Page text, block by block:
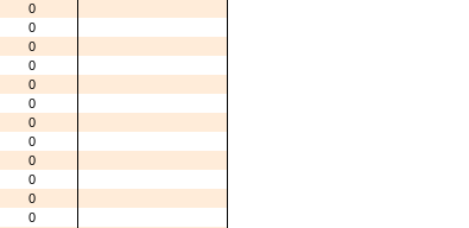
0
0
0
0
0
0
0
0
0
0
0
0